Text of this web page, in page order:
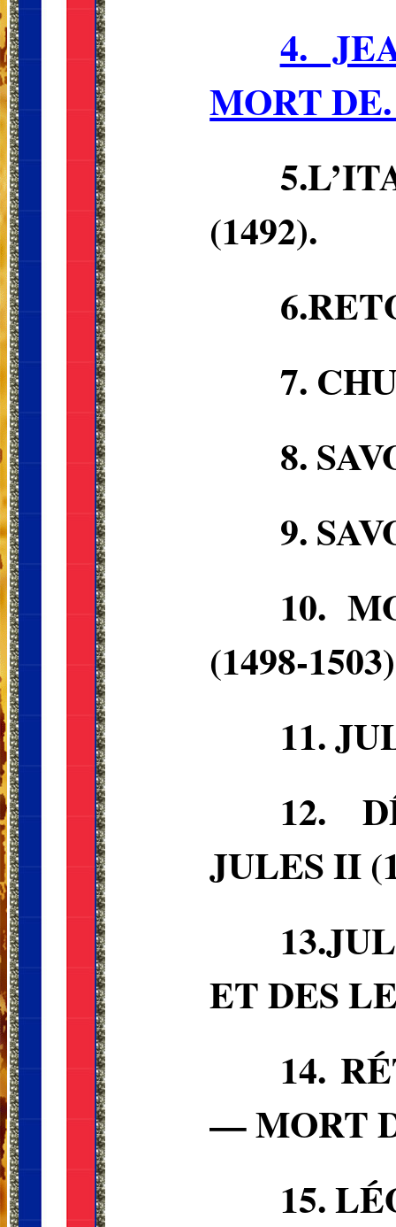
4.
MORT
(1492).
7.
8.
9.
10.
(1498-
11.
12.
JULES II
13.
ET DES
14.
— MORT
15.